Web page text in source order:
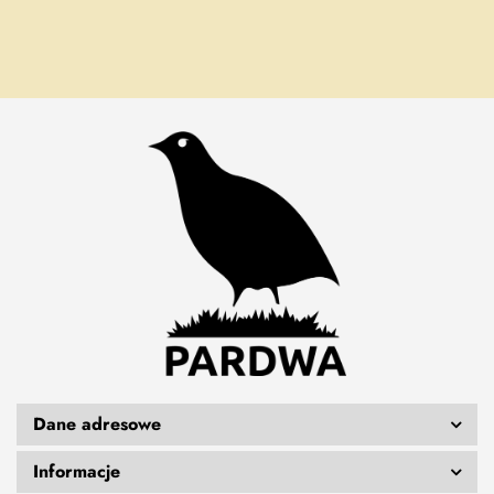
Dane adresowe
Informacje